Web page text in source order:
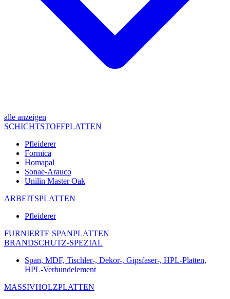
alle anzeigen
SCHICHTSTOFFPLATTEN
Pfleiderer
Formica
Homapal
Sonae-Arauco
Unilin Master Oak
ARBEITSPLATTEN
Pfleiderer
FURNIERTE SPANPLATTEN
BRANDSCHUTZ-SPEZIAL
Span, MDF, Tischler-, Dekor-, Gipsfaser-, HPL-Platten,
HPL-Verbundelement
MASSIVHOLZPLATTEN